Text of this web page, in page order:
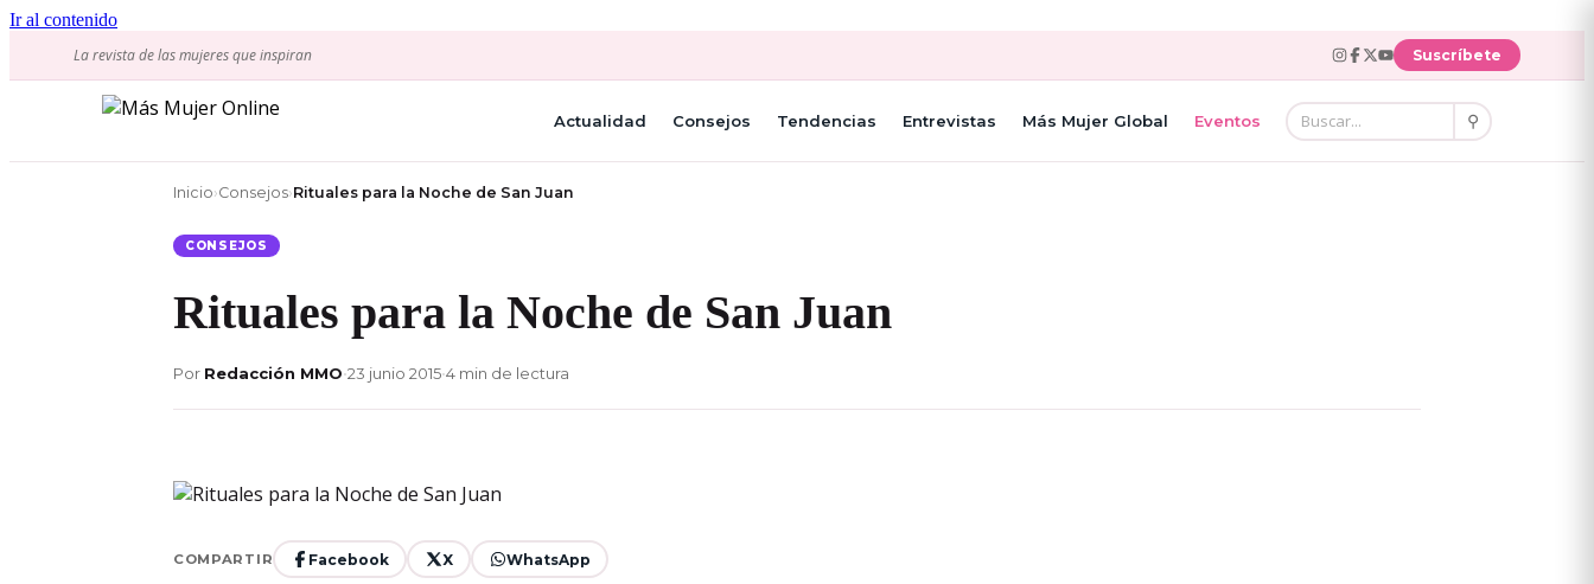
Ir al contenido
La revista de las mujeres que inspiran
Suscríbete
Actualidad Consejos Tendencias Entrevistas Más Mujer Global Eventos ⚲
Inicio›Consejos›Rituales para la Noche de San Juan
CONSEJOS
Rituales para la Noche de San Juan
Por Redacción MMO•23 junio 2015•4 min de lectura
COMPARTIR Facebook X WhatsApp